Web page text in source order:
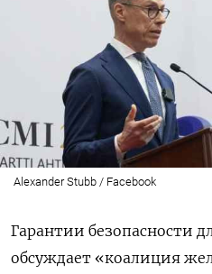
Alexander Stubb / Facebook
Гарантии безопасности
обсуждает «коалиция